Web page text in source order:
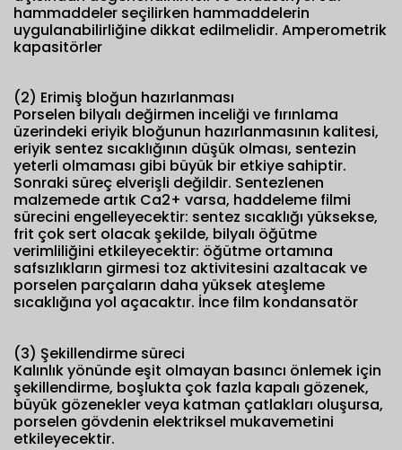
hammaddeler seçilirken hammaddelerin
uygulanabilirliğine dikkat edilmelidir. Amperometrik
kapasitörler
(2) Erimiş bloğun hazırlanması
Porselen bilyalı değirmen inceliği ve fırınlama
üzerindeki eriyik bloğunun hazırlanmasının kalitesi,
eriyik sentez sıcaklığının düşük olması, sentezin
yeterli olmaması gibi büyük bir etkiye sahiptir.
Sonraki süreç elverişli değildir. Sentezlenen
malzemede artık Ca2+ varsa, haddeleme filmi
sürecini engelleyecektir: sentez sıcaklığı yüksekse,
frit çok sert olacak şekilde, bilyalı öğütme
verimliliğini etkileyecektir: öğütme ortamına
safsızlıkların girmesi toz aktivitesini azaltacak ve
porselen parçaların daha yüksek ateşleme
sıcaklığına yol açacaktır. İnce film kondansatör
(3) Şekillendirme süreci
Kalınlık yönünde eşit olmayan basıncı önlemek için
şekillendirme, boşlukta çok fazla kapalı gözenek,
büyük gözenekler veya katman çatlakları oluşursa,
porselen gövdenin elektriksel mukavemetini
etkileyecektir.